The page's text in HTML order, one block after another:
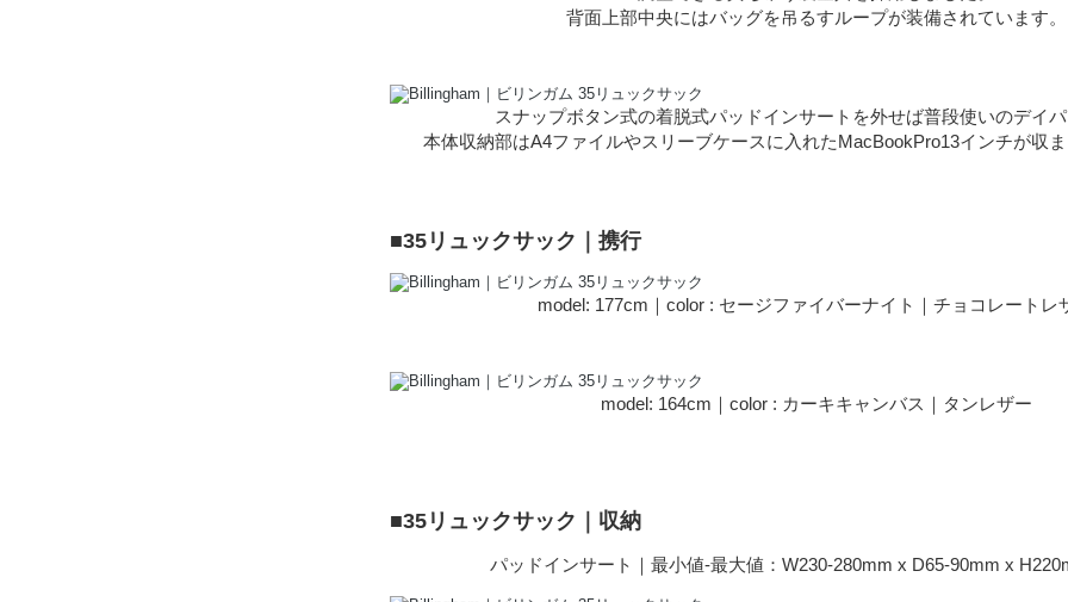
背面上部中央にはバッグを吊るすループが装備されています。
スナップボタン式の着脱式パッドインサートを外せば普段使いのデイ
本体収納部はA4ファイルやスリーブケースに入れたMacBookPro13インチが収
■35リュックサック｜携行
model: 177cm｜color : セージファイバーナイト｜チョコレートレ
model: 164cm｜color : カーキキャンバス｜タンレザー
■35リュックサック｜収納
パッドインサート｜最小値-最大値：W230-280mm x D65-90mm x